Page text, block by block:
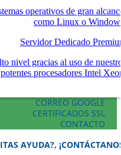
operativos de gran
como Linux o
Servidor Dedicado
nivel gracias al uso de
potentes procesadores Intel
CORREO GOOGLE
CERTIFICADOS SSL
CONTACTO
AYUDA?,